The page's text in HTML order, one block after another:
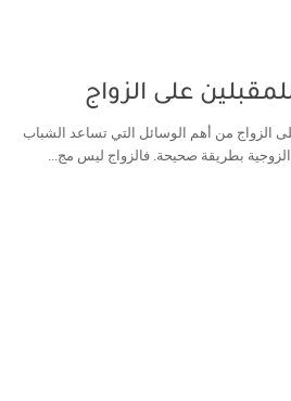
على الزواج
الزواج من أهم الوسائل التي تساعد الشباب
الزوجية بطريقة صحيحة. فالزواج ليس مج...